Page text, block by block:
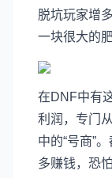
脱坑玩家增
一块很大的肥
在DNF中有
利润，专门
中的“号商”
多赚钱，恐